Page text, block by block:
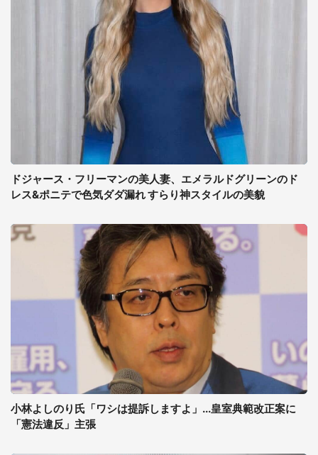
ドジャース・フリーマンの美人妻、エメラルドグリーンのド
レス&ポニテで色気ダダ漏れ すらり神スタイルの美貌
小林よしのり氏「ワシは提訴しますよ」...皇室典範改正案に
「憲法違反」主張